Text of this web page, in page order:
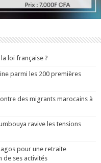
loi française ?
parmi les 200 premières
des migrants marocains à
ravive les tensions
pour une retraite
de ses activités